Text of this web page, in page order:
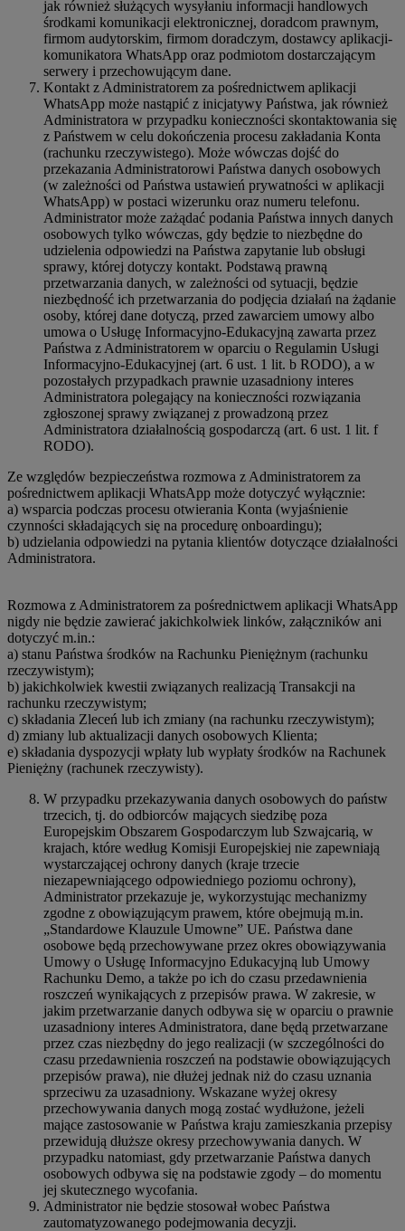
jak również służących wysyłaniu informacji handlowych
środkami komunikacji elektronicznej, doradcom prawnym,
firmom audytorskim, firmom doradczym, dostawcy aplikacji-
komunikatora WhatsApp oraz podmiotom dostarczającym
serwery i przechowującym dane.
Kontakt z Administratorem za pośrednictwem aplikacji
WhatsApp może nastąpić z inicjatywy Państwa, jak również
Administratora w przypadku konieczności skontaktowania się
z Państwem w celu dokończenia procesu zakładania Konta
(rachunku rzeczywistego). Może wówczas dojść do
przekazania Administratorowi Państwa danych osobowych
(w zależności od Państwa ustawień prywatności w aplikacji
WhatsApp) w postaci wizerunku oraz numeru telefonu.
Administrator może zażądać podania Państwa innych danych
osobowych tylko wówczas, gdy będzie to niezbędne do
udzielenia odpowiedzi na Państwa zapytanie lub obsługi
sprawy, której dotyczy kontakt. Podstawą prawną
przetwarzania danych, w zależności od sytuacji, będzie
niezbędność ich przetwarzania do podjęcia działań na żądanie
osoby, której dane dotyczą, przed zawarciem umowy albo
umowa o Usługę Informacyjno-Edukacyjną zawarta przez
Państwa z Administratorem w oparciu o Regulamin Usługi
Informacyjno-Edukacyjnej (art. 6 ust. 1 lit. b RODO), a w
pozostałych przypadkach prawnie uzasadniony interes
Administratora polegający na konieczności rozwiązania
zgłoszonej sprawy związanej z prowadzoną przez
Administratora działalnością gospodarczą (art. 6 ust. 1 lit. f
RODO).
Ze względów bezpieczeństwa rozmowa z Administratorem za
pośrednictwem aplikacji WhatsApp może dotyczyć wyłącznie:
a) wsparcia podczas procesu otwierania Konta (wyjaśnienie
czynności składających się na procedurę onboardingu);
b) udzielania odpowiedzi na pytania klientów dotyczące działalności
Administratora.
Rozmowa z Administratorem za pośrednictwem aplikacji WhatsApp
nigdy nie będzie zawierać jakichkolwiek linków, załączników ani
dotyczyć m.in.:
a) stanu Państwa środków na Rachunku Pieniężnym (rachunku
rzeczywistym);
b) jakichkolwiek kwestii związanych realizacją Transakcji na
rachunku rzeczywistym;
c) składania Zleceń lub ich zmiany (na rachunku rzeczywistym);
d) zmiany lub aktualizacji danych osobowych Klienta;
e) składania dyspozycji wpłaty lub wypłaty środków na Rachunek
Pieniężny (rachunek rzeczywisty).
W przypadku przekazywania danych osobowych do państw
trzecich, tj. do odbiorców mających siedzibę poza
Europejskim Obszarem Gospodarczym lub Szwajcarią, w
krajach, które według Komisji Europejskiej nie zapewniają
wystarczającej ochrony danych (kraje trzecie
niezapewniającego odpowiedniego poziomu ochrony),
Administrator przekazuje je, wykorzystując mechanizmy
zgodne z obowiązującym prawem, które obejmują m.in.
„Standardowe Klauzule Umowne” UE. Państwa dane
osobowe będą przechowywane przez okres obowiązywania
Umowy o Usługę Informacyjno Edukacyjną lub Umowy
Rachunku Demo, a także po ich do czasu przedawnienia
roszczeń wynikających z przepisów prawa. W zakresie, w
jakim przetwarzanie danych odbywa się w oparciu o prawnie
uzasadniony interes Administratora, dane będą przetwarzane
przez czas niezbędny do jego realizacji (w szczególności do
czasu przedawnienia roszczeń na podstawie obowiązujących
przepisów prawa), nie dłużej jednak niż do czasu uznania
sprzeciwu za uzasadniony. Wskazane wyżej okresy
przechowywania danych mogą zostać wydłużone, jeżeli
mające zastosowanie w Państwa kraju zamieszkania przepisy
przewidują dłuższe okresy przechowywania danych. W
przypadku natomiast, gdy przetwarzanie Państwa danych
osobowych odbywa się na podstawie zgody – do momentu
jej skutecznego wycofania.
Administrator nie będzie stosował wobec Państwa
zautomatyzowanego podejmowania decyzji.